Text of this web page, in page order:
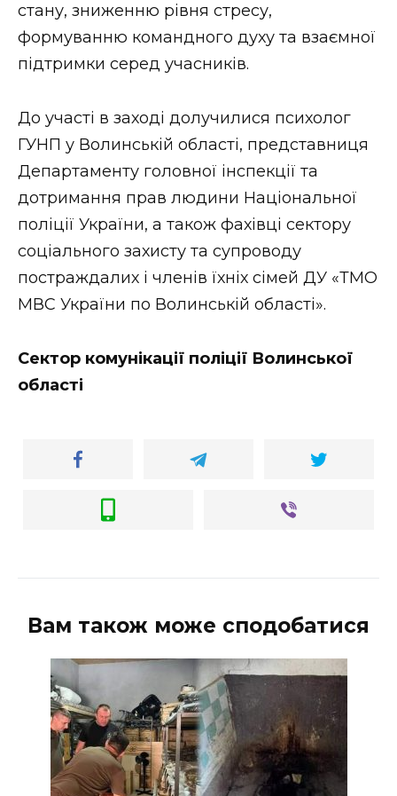
стану, зниженню рівня стресу,
формуванню командного духу та взаємної
підтримки серед учасників.
До участі в заході долучилися психолог
ГУНП у Волинській області, представниця
Департаменту головної інспекції та
дотримання прав людини Національної
поліції України, а також фахівці сектору
соціального захисту та супроводу
постраждалих і членів їхніх сімей ДУ «ТМО
МВС України по Волинській області».
Сектор комунікації поліції Волинської
області
Вам також може сподобатися